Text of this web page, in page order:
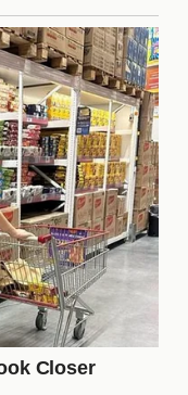
La Casa de los
con los
en la
están ansiosos
acontecimientos
implementarán
La posibilidad
o que
de eliminación
cada episodio,
creciendo, lo que
enganchada hasta